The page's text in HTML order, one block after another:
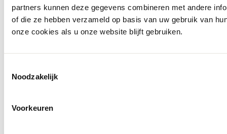
partners kunnen deze gegevens combineren met andere
of die ze hebben verzameld op basis van uw gebruik van
onze cookies als u onze website blijft gebruiken.
Noodzakelijk
Voorkeuren